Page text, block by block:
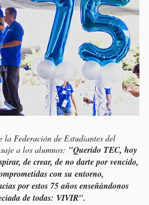
la Federación de Estudiantes del
a los alumnos: "Querido TEC, hoy
de crear, de no darte por vencido,
con su entorno,
por estos 75 años enseñándonos
de todas: VIVIR".